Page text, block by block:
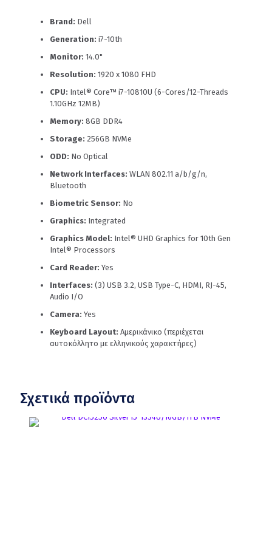
Brand: Dell
Generation: i7-10th
Monitor: 14.0"
Resolution: 1920 x 1080 FHD
CPU: Intel® Core™ i7-10810U (6-Cores/12-Threads
1.10GHz 12MB)
Memory: 8GB DDR4
Storage: 256GB NVMe
ODD: No Optical
Network Interfaces: WLAN 802.11 a/b/g/n,
Bluetooth
Biometric Sensor: No
Graphics: Integrated
Graphics Model: Intel® UHD Graphics for 10th Gen
Intel® Processors
Card Reader: Yes
Interfaces: (3) USB 3.2, USB Type-C, HDMI, RJ-45,
Audio I/O
Camera: Yes
Keyboard Layout: Αμερικάνικο (περιέχεται
αυτοκόλλητο με ελληνικούς χαρακτήρες)
Σχετικά προϊόντα